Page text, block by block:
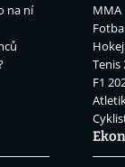
na ní
MMA
Tenis
F1